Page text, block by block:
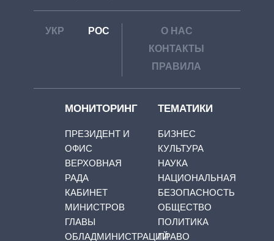
УКР РОС
О НАС
КОНТАКТЫ
ПРАВИЛА
МОНИТОРИНГ
ПРЕЗИДЕНТ И
ОФИС
ВЕРХОВНАЯ
РАДА
КАБИНЕТ
МИНИСТРОВ
ГЛАВЫ
ОБЛАДМИНИСТРАЦИЙ
ТЕМАТИКИ
БИЗНЕС
КУЛЬТУРА
НАУКА
НАЦИОНАЛЬНАЯ
БЕЗОПАСНОСТЬ
ОБЩЕСТВО
ПОЛИТИКА
ПРАВО